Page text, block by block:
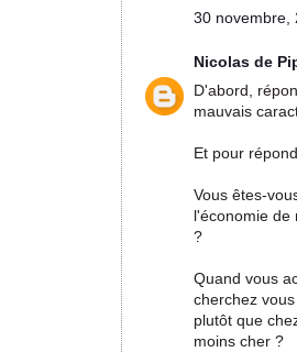
30 novembre,
Nicolas de
D'abord,
mauvais
Et pour
Vous êtes-
l'économie de
?
Quand vous
cherchez
plutôt que
moins cher ?